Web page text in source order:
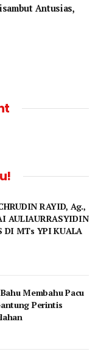
Antusias,
RAYID, Ag.,
AULIAURRASYIDIN
DI MTs YPI KUALA
Membahu Pacu
Perintis